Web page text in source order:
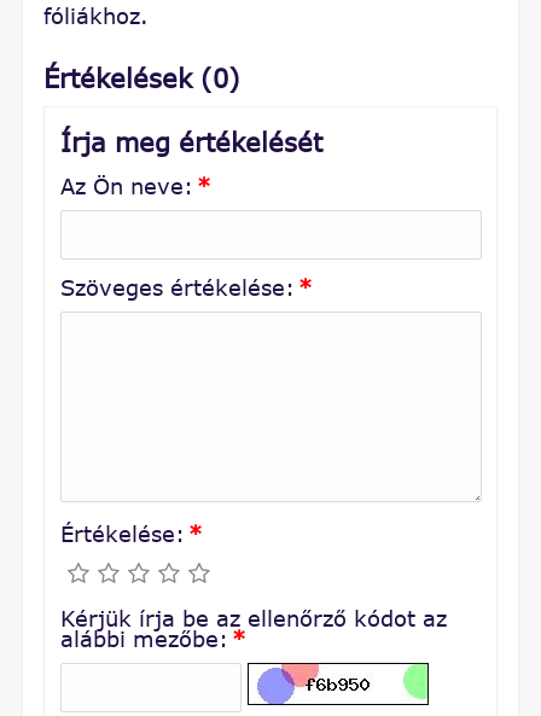
fóliákhoz.
Értékelések (0)
Írja meg értékelését
Az Ön neve: *
Szöveges értékelése: *
Értékelése: *
Kérjük írja be az ellenőrző kódot az
alábbi mezőbe: *